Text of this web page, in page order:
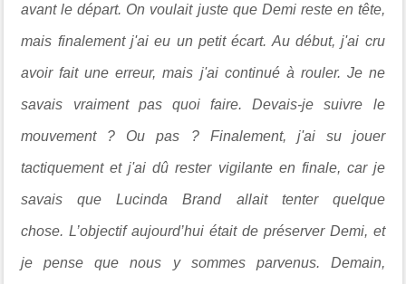
avant le départ. On voulait juste que Demi reste en tête,
mais finalement j'ai eu un petit écart. Au début, j'ai cru
avoir fait une erreur, mais j'ai continué à rouler. Je ne
savais vraiment pas quoi faire. Devais-je suivre le
mouvement ? Ou pas ? Finalement, j'ai su jouer
tactiquement et j'ai dû rester vigilante en finale, car je
savais que Lucinda Brand allait tenter quelque
chose. L’objectif aujourd’hui était de préserver Demi, et
je pense que nous y sommes parvenus. Demain,